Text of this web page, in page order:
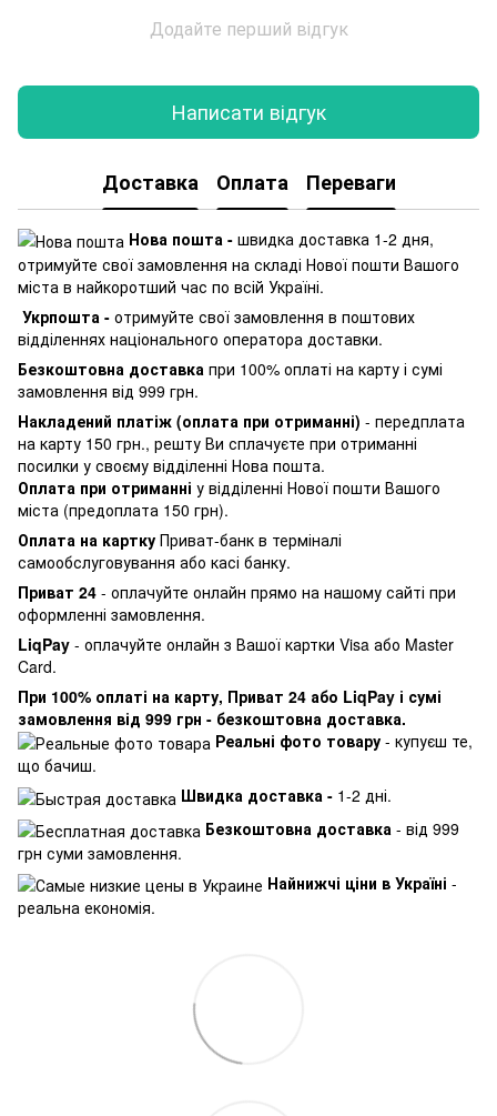
Додайте перший відгук
Написати відгук
Доставка Оплата Переваги
Нова пошта - швидка доставка 1-2 дня,
отримуйте свої замовлення на складі Нової пошти Вашого
міста в найкоротший час по всій Україні.
Укрпошта - отримуйте свої замовлення в поштових
відділеннях національного оператора доставки.
Безкоштовна доставка при 100% оплаті на карту і сумі
замовлення від 999 грн.
Накладений платіж (оплата при отриманні) - передплата
на карту 150 грн., решту Ви сплачуєте при отриманні
посилки у своєму відділенні Нова пошта.
Оплата при отриманні у відділенні Нової пошти Вашого
міста (предоплата 150 грн).
Оплата на картку Приват-банк в терміналі
самообслуговування або касі банку.
Приват 24 - оплачуйте онлайн прямо на нашому сайті при
оформленні замовлення.
LiqPay - оплачуйте онлайн з Вашої картки Visa або Master
Card.
При 100% оплаті на карту, Приват 24 або LiqPay і сумі
замовлення від 999 грн - безкоштовна доставка.
Реальні фото товару - купуєш те,
що бачиш.
Швидка доставка - 1-2 дні.
Безкоштовна доставка - від 999
грн суми замовлення.
Найнижчі ціни в Україні -
реальна економія.